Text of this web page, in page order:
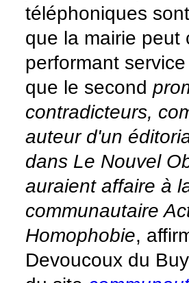
téléphoniques
que la mairie peut
performant
que le second
contradicteurs,
auteur d'un
dans Le Nouvel
auraient affaire à
communautaire
Homophobie,
Devoucoux du